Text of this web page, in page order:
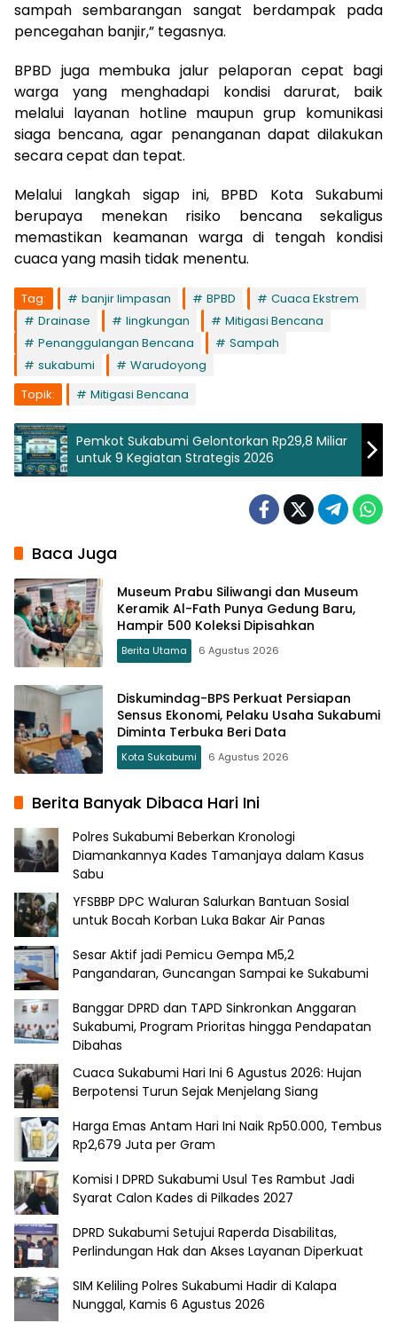
sampah sembarangan sangat berdampak pada
pencegahan banjir,” tegasnya.
BPBD juga membuka jalur pelaporan cepat bagi
warga yang menghadapi kondisi darurat, baik
melalui layanan hotline maupun grup komunikasi
siaga bencana, agar penanganan dapat dilakukan
secara cepat dan tepat.
Melalui langkah sigap ini, BPBD Kota Sukabumi
berupaya menekan risiko bencana sekaligus
memastikan keamanan warga di tengah kondisi
cuaca yang masih tidak menentu.
Tag: banjir limpasan BPBD
Cuaca Ekstrem
Drainase
lingkungan
Mitigasi Bencana
Penanggulangan Bencana
Sampah
sukabumi
Warudoyong
Topik:
Mitigasi Bencana
Pemkot Sukabumi Gelontorkan Rp29,8 Miliar
untuk 9 Kegiatan Strategis 2026
Baca Juga
Museum Prabu Siliwangi dan Museum
Keramik Al-Fath Punya Gedung Baru,
Hampir 500 Koleksi Dipisahkan
Berita Utama 6 Agustus 2026
Diskumindag-BPS Perkuat Persiapan
Sensus Ekonomi, Pelaku Usaha Sukabumi
Diminta Terbuka Beri Data
Kota Sukabumi 6 Agustus 2026
Berita Banyak Dibaca Hari Ini
Polres Sukabumi Beberkan Kronologi
Diamankannya Kades Tamanjaya dalam Kasus
Sabu
YFSBBP DPC Waluran Salurkan Bantuan Sosial
untuk Bocah Korban Luka Bakar Air Panas
Sesar Aktif jadi Pemicu Gempa M5,2
Pangandaran, Guncangan Sampai ke Sukabumi
Banggar DPRD dan TAPD Sinkronkan Anggaran
Sukabumi, Program Prioritas hingga Pendapatan
Dibahas
Cuaca Sukabumi Hari Ini 6 Agustus 2026: Hujan
Berpotensi Turun Sejak Menjelang Siang
Harga Emas Antam Hari Ini Naik Rp50.000, Tembus
Rp2,679 Juta per Gram
Komisi I DPRD Sukabumi Usul Tes Rambut Jadi
Syarat Calon Kades di Pilkades 2027
DPRD Sukabumi Setujui Raperda Disabilitas,
Perlindungan Hak dan Akses Layanan Diperkuat
SIM Keliling Polres Sukabumi Hadir di Kalapa
Nunggal, Kamis 6 Agustus 2026